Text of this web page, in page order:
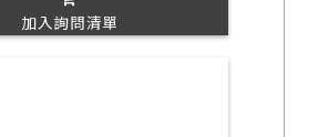
加入詢問清單